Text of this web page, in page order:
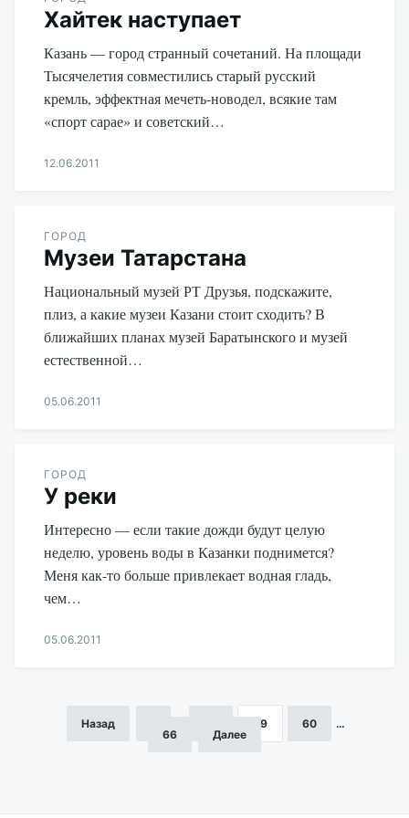
Хайтек наступает
Казань — город странный сочетаний. На площади
Тысячелетия совместились старый русский
кремль, эффектная мечеть-новодел, всякие там
«спорт сарае» и советский…
12.06.2011
ГОРОД
Музеи Татарстана
Национальный музей РТ Друзья, подскажите,
плиз, а какие музеи Казани стоит сходить? В
ближайших планах музей Баратынского и музей
естественной…
05.06.2011
ГОРОД
У реки
Интересно — если такие дожди будут целую
неделю, уровень воды в Казанки поднимется?
Меня как-то больше привлекает водная гладь,
чем…
05.06.2011
Пагинация
Назад 59 60
…
66
Далее